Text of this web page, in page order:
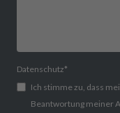
Datenschutz*
Ich stimme zu, dass
Beantwortung meiner